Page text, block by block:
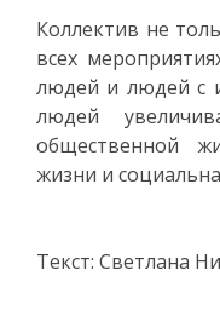
Коллектив не
всех
людей и людей с
людей
общественной
жизни и
Текст: Светлана